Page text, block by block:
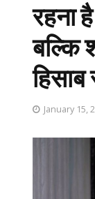
रहना
बल्कि
January 15,